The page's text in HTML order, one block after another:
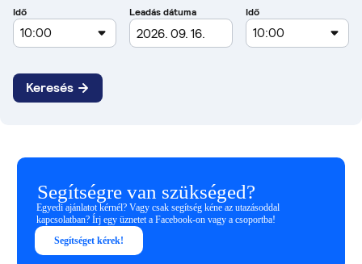
Segítségre van szükséged?
Egyedi ajánlatot kérnél? Vagy csak segítség kéne az utazásoddal
kapcsolatban? Írj egy üznetet a Facebook-on vagy a csoportba!
Segítséget kérek!